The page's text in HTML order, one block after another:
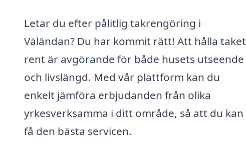
Letar du efter pålitlig takrengöring i
Väländan? Du har kommit rätt! Att hålla taket
rent är avgörande för både husets utseende
och livslängd. Med vår plattform kan du
enkelt jämföra erbjudanden från olika
yrkesverksamma i ditt område, så att du kan
få den bästa servicen.